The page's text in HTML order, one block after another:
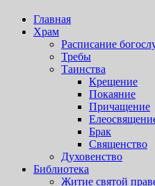
Главная
Храм
Расписание
Требы
Таинства
Крещение
Покаяние
Причащение
Брак
Священство
Духовенство
Библиотека
Житие святой